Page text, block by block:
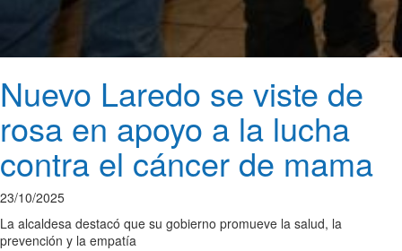
Nuevo Laredo se viste de
rosa en apoyo a la lucha
contra el cáncer de mama
23/10/2025
La alcaldesa destacó que su gobierno promueve la salud, la
prevención y la empatía